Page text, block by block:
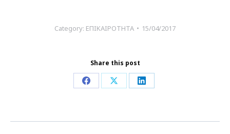
Category: ΕΠΙΚΑΙΡΟΤΗΤΑ 15/04/2017
Share this post
Share
Facebook
Share
X
Share
LinkedIn